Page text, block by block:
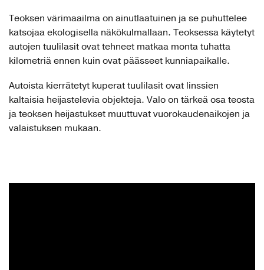
Teoksen värimaailma on ainutlaatuinen ja se puhuttelee
katsojaa ekologisella näkökulmallaan. Teoksessa käytetyt
autojen tuulilasit ovat tehneet matkaa monta tuhatta
kilometriä ennen kuin ovat päässeet kunniapaikalle.
Autoista kierrätetyt kuperat tuulilasit ovat linssien
kaltaisia heijastelevia objekteja. Valo on tärkeä osa teosta
ja teoksen heijastukset muuttuvat vuorokaudenaikojen ja
valaistuksen mukaan.